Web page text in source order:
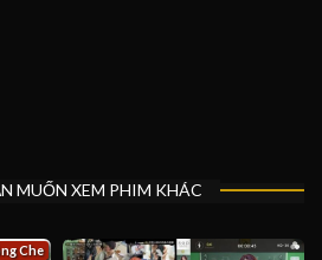
MUỐN XEM PHIM KHÁC
Che